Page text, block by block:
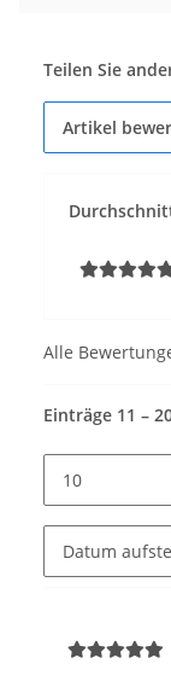
Teilen Sie
Artikel
Alle
Einträge 11 –